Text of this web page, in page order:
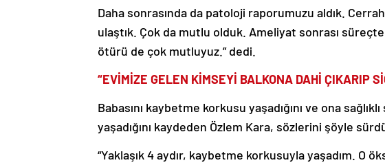
Daha sonrasında da patoloji raporumuzu aldık.
ulaştık. Çok da mutlu olduk. Ameliyat sonrası
ötürü de çok mutluyuz.” dedi.
“EVİMİZE GELEN KİMSEYİ BALKONA DAHİ ÇIKARIP
Babasını kaybetme korkusu yaşadığını ve ona
yaşadığını kaydeden Özlem Kara, sözlerini şöyle
“Yaklaşık 4 aydır, kaybetme korkusuyla yaşadım. O